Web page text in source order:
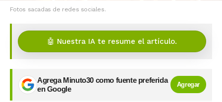
Fotos sacadas de redes sociales.
🤖 Nuestra IA te resume el artículo.
Agrega Minuto30 como fuente preferida
en Google
Agregar